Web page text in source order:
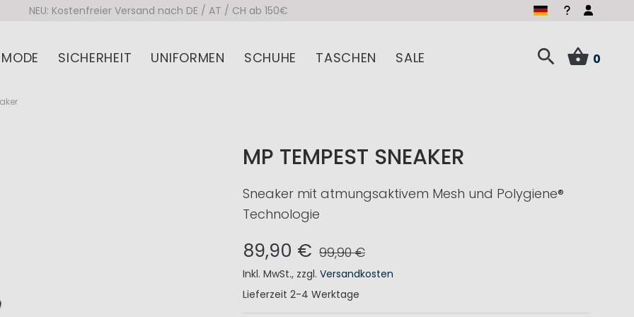
NEU: Kostenfreier Versand nach DE / AT / CH ab 150€
MODE SICHERHEIT UNIFORMEN SCHUHE TASCHEN SALE 0
MP TEMPEST SNEAKER
Sneaker mit atmungsaktivem Mesh und Polygiene®
Technologie
89,90 € 99,90 €
Inkl. MwSt., zzgl.Versandkosten
Lieferzeit 2-4 Werktage